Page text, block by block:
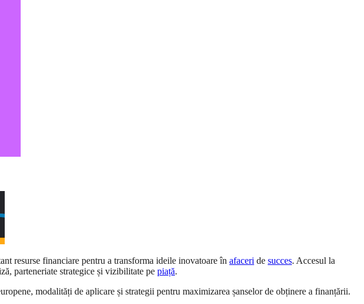
resurse financiare pentru a transforma ideile inovatoare în afaceri de succes. Accesul la
parteneriate strategice și vizibilitate pe piață.
modalități de aplicare și strategii pentru maximizarea șanselor de obținere a finanțării.